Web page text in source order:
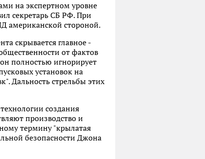
на экспертном уровне
секретарь СБ РФ. При
американской стороной.
скрывается главное -
от фактов
полностью игнорирует
установок на
Дальность стрельбы этих
создания
производство и
термину "крылатая
безопасности Джона